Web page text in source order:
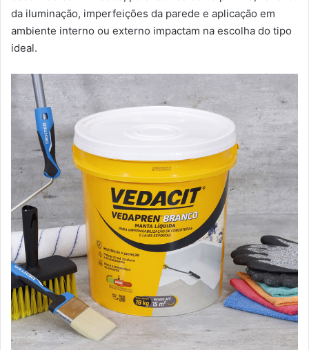
da iluminação, imperfeições da parede e aplicação em
ambiente interno ou externo impactam na escolha do tipo
ideal.